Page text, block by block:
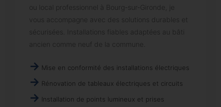
ou local professionnel à Bourg-sur-Gironde, je
vous accompagne avec des solutions durables et
sécurisées. Installations fiables adaptées au bâti
ancien comme neuf de la commune.
Mise en conformité des installations électriques
Rénovation de tableaux électriques et circuits
Installation de points lumineux et prises